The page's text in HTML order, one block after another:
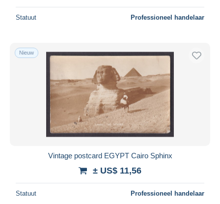
Statuut Professioneel handelaar
Nieuw
Vintage postcard EGYPT Cairo Sphinx
± US$ 11,56
Statuut Professioneel handelaar